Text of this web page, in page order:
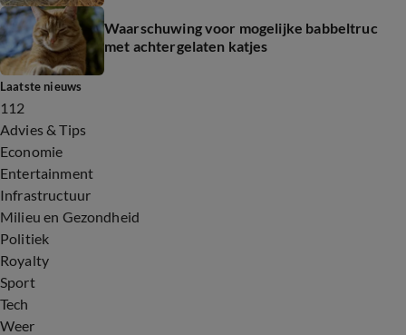
Waarschuwing voor mogelijke babbeltruc
met achtergelaten katjes
Laatste nieuws
112
Advies & Tips
Economie
Entertainment
Infrastructuur
Milieu en Gezondheid
Politiek
Royalty
Sport
Tech
Weer